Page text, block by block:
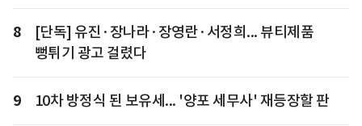
8
[단독] 유진·장나라·장영란·서정희... 뷰티제품
뻥튀기 광고 걸렸다
9 10차 방정식 된 보유세... '양포 세무사' 재등장할 판